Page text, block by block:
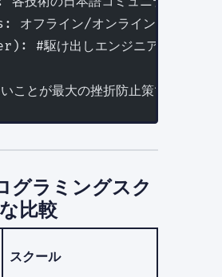
フライン/オンライン勉強会
#駆け出しエンジニア タグ
ことが最大の挫折防止策です。
グラミングスク
比較
スクール